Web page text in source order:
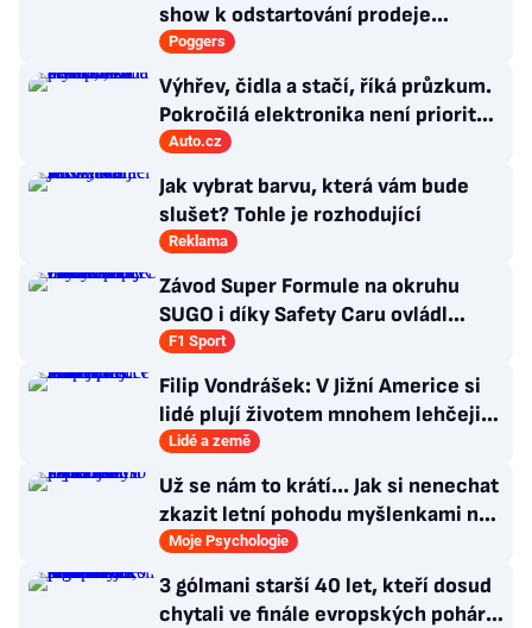
show k odstartování prodeje
nových produktů
Poggers
Výhřev, čidla a stačí, říká průzkum.
Pokročilá elektronika není prioritou
zákazníků
Auto.cz
Jak vybrat barvu, která vám bude
slušet? Tohle je rozhodující
Reklama
Závod Super Formule na okruhu
SUGO i díky Safety Caru ovládl
Fukuzumi. Staněk po chybě nedojel
F1 Sport
Filip Vondrášek: V Jižní Americe si
lidé plují životem mnohem lehčeji,
věci tolik neřeší
Lidé a země
Už se nám to krátí... Jak si nenechat
zkazit letní pohodu myšlenkami na
zářijový zápřah?
Moje Psychologie
3 gólmani starší 40 let, kteří dosud
chytali ve finále evropských pohárů.